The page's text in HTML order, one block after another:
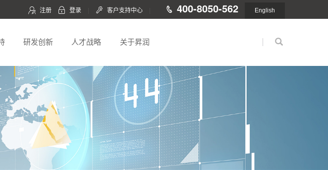
注册 登录 客户支持中心 400-8050-562 English
研发创新 人才战略 关于昇润